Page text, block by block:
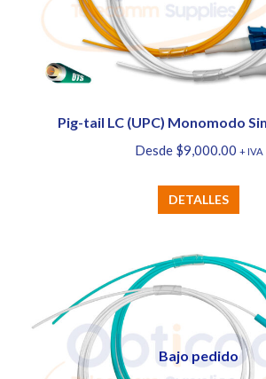
en
Pig-tail LC (UPC) Monomodo
Desde $9,000.00 + IVA
DETALLES
Las
se
Bajo pedido